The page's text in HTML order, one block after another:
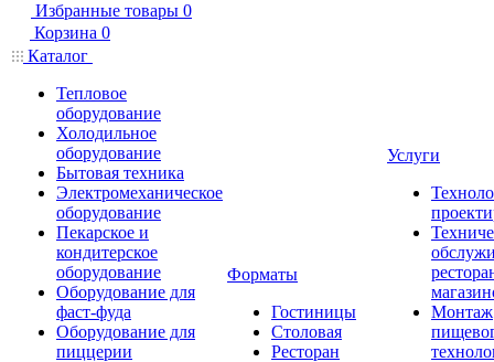
Избранные товары 0
Корзина 0
Каталог
Тепловое
оборудование
Холодильное
оборудование
Бытовая техника
Электромеханическое
оборудование
Пекарское и
кондитерское
оборудование
Оборудование для
фаст-фуда
Оборудование для
пиццерии
Форматы
Гостиницы
Столовая
Ресторан
Услуги
Монтаж